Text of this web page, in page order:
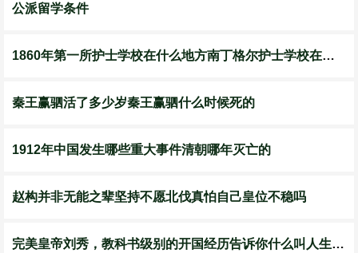
公派留学条件
1860年第一所护士学校在什么地方南丁格尔护士学校在哪创建
秦王赢驷活了多少岁秦王赢驷什么时候死的
​1912年中国发生哪些重大事件清朝哪年灭亡的
赵构并非无能之辈坚持不愿北伐真怕自己皇位不稳吗
完美皇帝刘秀，教科书级别的开国经历告诉你什么叫人生赢家